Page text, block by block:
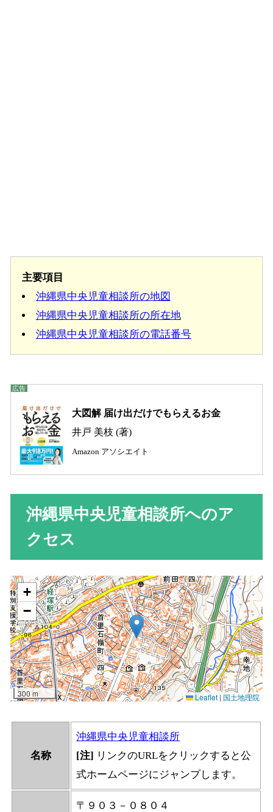
主要項目
沖縄県中央児童相談所の地図
沖縄県中央児童相談所の所在地
沖縄県中央児童相談所の電話番号
大図解 届け出だけでもらえるお金
井戸 美枝 (著)
Amazon アソシエイト
沖縄県中央児童相談所へのア
クセス
名称
沖縄県中央児童相談所
[注] リンクのURLをクリックすると公
式ホームページにジャンプします。
〒９０３－０８０４